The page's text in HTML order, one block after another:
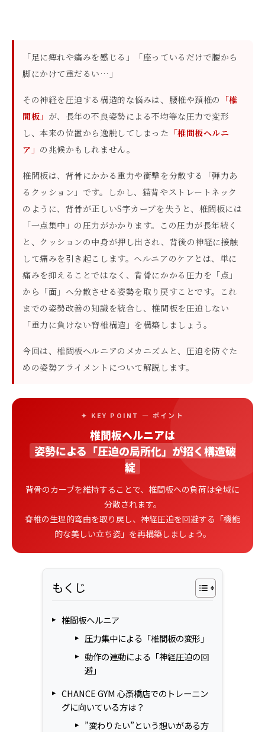
「足に痺れや痛みを感じる」「座っているだけで腰から
脚にかけて重だるい…」
その神経を圧迫する構造的な悩みは、腰椎や頚椎の 「椎
間板」 が、長年の不良姿勢による不均等な圧力で変形
し、本来の位置から逸脱してしまった 「椎間板ヘルニ
ア」 の兆候かもしれません。
椎間板は、背骨にかかる重力や衝撃を分散する「弾力あ
るクッション」です。しかし、猫背やストレートネック
のように、背骨が正しいS字カーブを失うと、椎間板には
「一点集中」の圧力がかかります。この圧力が長年続く
と、クッションの中身が押し出され、背後の神経に接触
して痛みを引き起こします。ヘルニアのケアとは、単に
痛みを抑えることではなく、背骨にかかる圧力を「点」
から「面」へ分散させる姿勢を取り戻すことです。これ
までの姿勢改善の知識を統合し、椎間板を圧迫しない
「重力に負けない脊椎構造」を構築しましょう。
今回は、椎間板ヘルニアのメカニズムと、圧迫を防ぐた
めの姿勢アライメントについて解説します。
✦ KEY POINT — ポイント
椎間板ヘルニアは
姿勢による「圧迫の局所化」が招く構造破
綻
背骨のカーブを維持することで、椎間板への負荷は全域に
分散されます。
脊椎の生理的弯曲を取り戻し、神経圧迫を回避する「機能
的な美しい立ち姿」を再構築しましょう。
もくじ
椎間板ヘルニア
圧力集中による「椎間板の変形」
動作の連動による「神経圧迫の回
避」
CHANCE GYM 心斎橋店でのトレーニン
グに向いている方は？
”変わりたい”という想いがある方